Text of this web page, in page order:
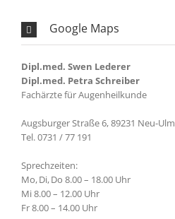
Google Maps
Dipl.med. Swen Lederer
Dipl.med. Petra Schreiber
Fachärzte für Augenheilkunde
Augsburger Straße 6, 89231 Neu-Ulm
Tel. 0731 / 77 191
Sprechzeiten:
Mo, Di, Do 8.00 – 18.00 Uhr
Mi 8.00 – 12.00 Uhr
Fr 8.00 – 14.00 Uhr